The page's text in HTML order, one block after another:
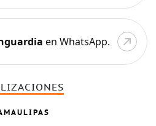
en WhatsApp.